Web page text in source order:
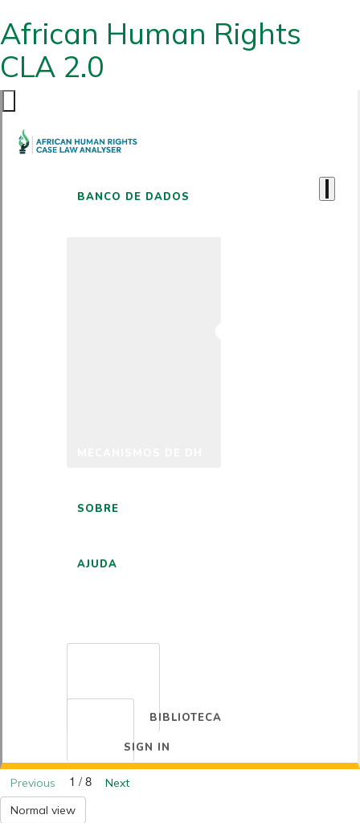
African Human Rights
CLA 2.0
BANCO DE DADOS
SOBRE
AJUDA
BIBLIOTECA
SIGN IN
Previous 1 / 8
Next
Normal view